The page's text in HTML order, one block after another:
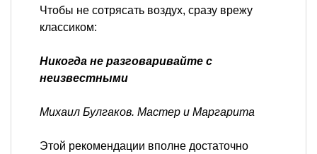
Чтобы не сотрясать воздух, сразу врежу
классиком:
Никогда не разговаривайте с
неизвестными
Михаил Булгаков. Мастер и Маргарита
Этой рекомендации вполне достаточно